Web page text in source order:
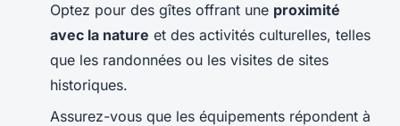
Optez pour des gîtes offrant une proximité
avec la nature et des activités culturelles, telles
que les randonnées ou les visites de sites
historiques.
Assurez-vous que les équipements répondent à